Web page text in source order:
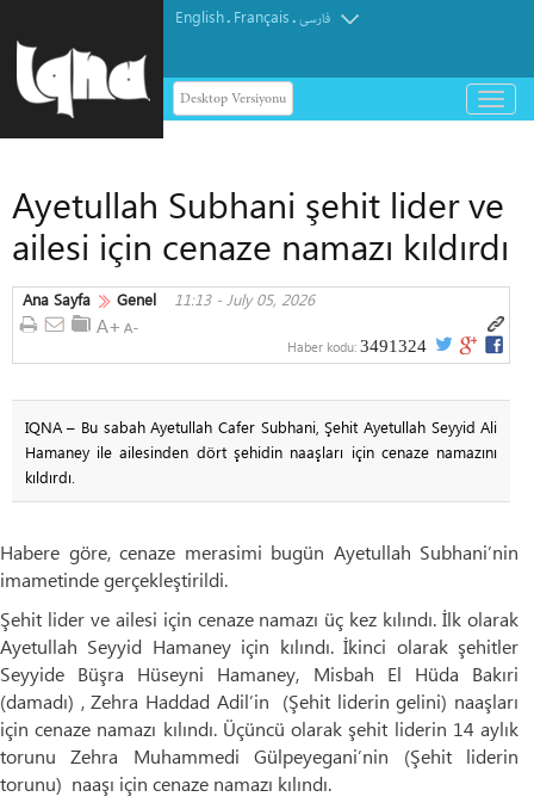
English. Français.فارسی
Desktop Versiyonu
باز
و
منو
Ayetullah Subhani şehit lider ve
ailesi için cenaze namazı kıldırdı
Ana Sayfa Genel 11:13 - July 05, 2026
Haber kodu: 3491324
IQNA – Bu sabah Ayetullah Cafer Subhani, Şehit Ayetullah Seyyid Ali
Hamaney ile ailesinden dört şehidin naaşları için cenaze namazını
kıldırdı.
Habere göre, cenaze merasimi bugün Ayetullah Subhani’nin
imametinde gerçekleştirildi.
Şehit lider ve ailesi için cenaze namazı üç kez kılındı. İlk olarak
Ayetullah Seyyid Hamaney için kılındı. İkinci olarak şehitler
Seyyide Büşra Hüseyni Hamaney, Misbah El Hüda Bakıri
(damadı) , Zehra Haddad Adil’in (Şehit liderin gelini) naaşları
için cenaze namazı kılındı. Üçüncü olarak şehit liderin 14 aylık
torunu Zehra Muhammedi Gülpeyegani’nin (Şehit liderin
torunu) naaşı için cenaze namazı kılındı.